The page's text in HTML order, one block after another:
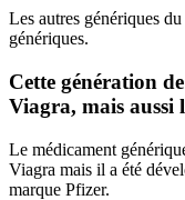
Les autres génériques
génériques.
Cette génération
Viagra, mais aussi
Le médicament
Viagra mais il a été
marque Pfizer.